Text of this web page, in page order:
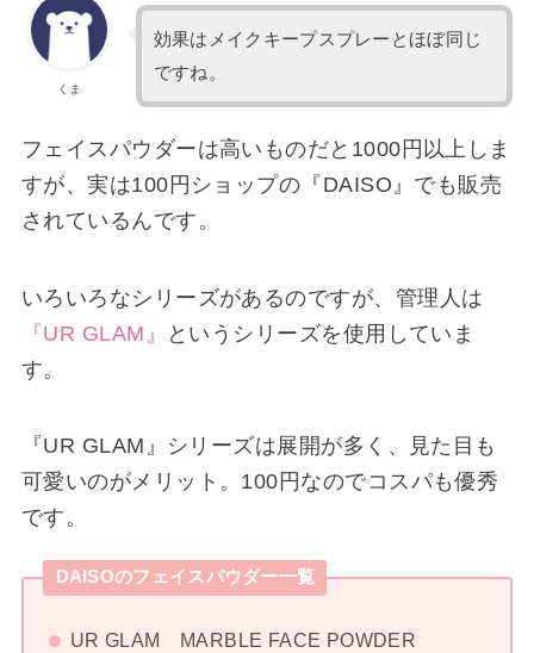
くま
効果はメイクキープスプレーとほぼ同じ
ですね。
フェイスパウダーは高いものだと1000円以上しま
すが、実は100円ショップの『DAISO』でも販売
されているんです。
いろいろなシリーズがあるのですが、管理人は
『UR GLAM』
というシリーズを使用していま
す。
『UR GLAM』シリーズは展開が多く、見た目も
可愛いのがメリット。100円なのでコスパも優秀
です。
DAISOのフェイスパウダー一覧
UR GLAM MARBLE FACE POWDER